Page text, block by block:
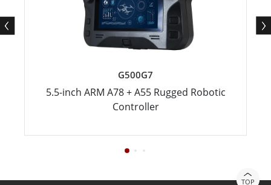
G500G7
5.5-inch ARM A78 + A55 Rugged Robotic
Controller
TOP